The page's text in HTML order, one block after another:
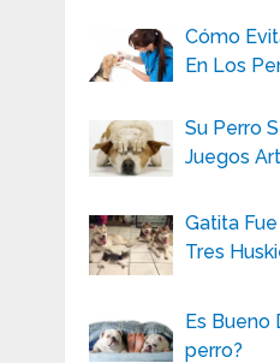
Cómo
En Los
Su Perro
Juegos
Gatita
Tres
Es Bueno
perro?